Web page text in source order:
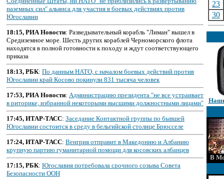
наземных сил" альянса для участия в боевых действиях против
Югославии
18:15, РИА Новости: Разведывательный корабль "Лиман" вышел в
Средиземное море. Шесть других кораблей Черноморского флота
находятся в полной готовности к походу и ждут соответствующего
приказа
18:13, РБК: По данным НАТО, с началом боевых действий против
Югославии край Косово покинули 831 тысяча человек
17:53, РИА Новости: Администрацию президента "не все устраивает
в риторике, избранной некоторыми высшими должностными лицами"
17:45, ИТАР-ТАСС: Заседание Контактной группы по бывшей
Югославии состоится в среду в бельгийской столице Брюсселе
17:24, ИТАР-ТАСС: Венгрия отправит в Македонию и Албанию
крупную партию гуманитарной помощи для косовских албанцев
17:15, РБК: Югославия потребовала срочного созыва Совета
Безопасности ООН
23
30
В